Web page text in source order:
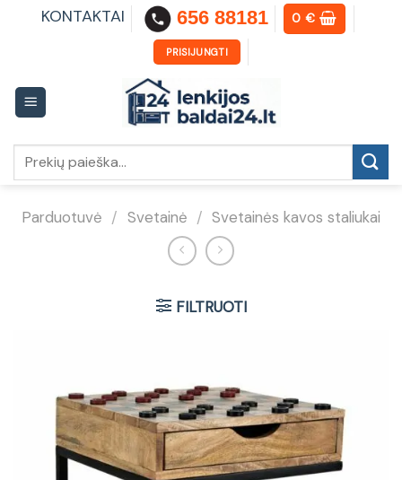
KONTAKTAI 656 88181 0€
PRISIJUNGTI
Parduotuvė / Svetainė / Svetainės kavos staliukai
FILTRUOTI